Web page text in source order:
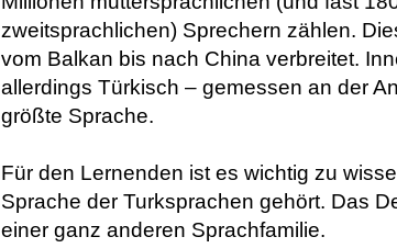
zweitsprachlichen) Sprechern zählen.
vom Balkan bis nach China verbreitet.
allerdings Türkisch – gemessen an der
größte Sprache.
Für den Lernenden ist es wichtig zu
Sprache der Turksprachen gehört. Das
einer ganz anderen Sprachfamilie.